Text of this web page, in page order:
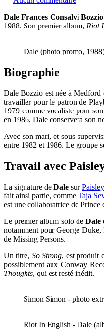
Dale Frances Consalvi Bozzio
1988. Son premier album, Riot
Dale (photo promo, 1988)
Biographie
Dale Bozzio est née à Medford
travailler pour le patron de
1979 comme vocaliste pour
en 1986, Dale conservera son
Avec son mari, et sous
entre 1982 et 1986. Le groupe
Travail avec
La signature deDale sur
fait ainsi partie, comme Taja
est une collaboratrice de Prince
Le premier album solo de Dale
notamment pour George Duke,
de Missing Persons.
Un titre, So Strong, est produit
possiblement aux Conway
Thoughts, qui est resté inédit.
Simon Simon - photo
Riot In English - Dale